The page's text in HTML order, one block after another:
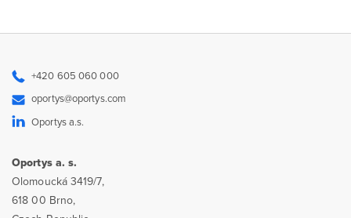
+420 605 060 000
oportys@oportys.com
Oportys a.s.
Oportys a. s.
Olomoucká 3419/7,
618 00 Brno,